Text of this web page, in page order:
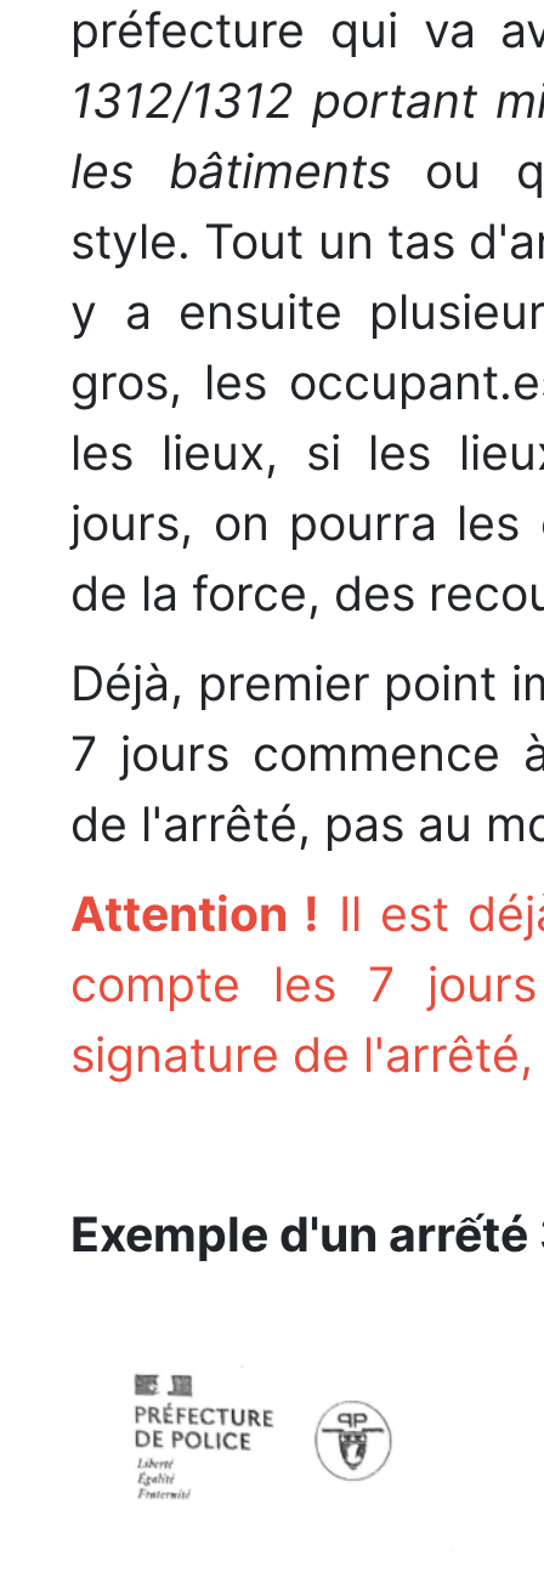
préfecture qui va
1312/1312 portant
les bâtiments ou
style. Tout un tas
y a ensuite
gros, les
les lieux, si les
jours, on pourra les
de la force, des
Déjà, premier point
7 jours commence
de l'arrêté, pas au
Attention ! Il est
compte les 7
signature de
Exemple d'un arrếté